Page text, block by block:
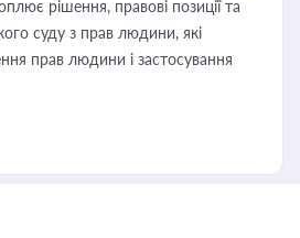
рішення, правові позиції та
суду з прав людини, які
прав людини і застосування